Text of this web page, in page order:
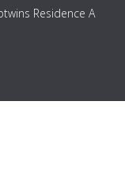
Residence A